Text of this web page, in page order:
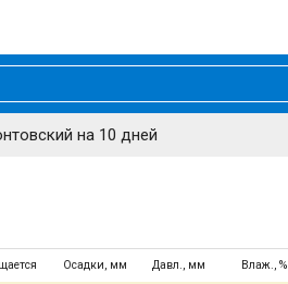
на 10 дней
Осадки, мм Давл., мм Влаж., %